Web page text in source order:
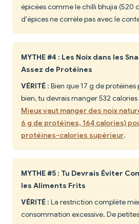
épicées comme le chilli bhujia (520
d'épices ne corrèle pas avec le
MYTHE #4 : Les Noix dans les
Assez de Protéines
VÉRITÉ : Bien que 17 g de
bien, tu devrais manger 532
Mieux vaut manger des noix
6 g de protéines, 164 calories)
protéines-calories supérieur.
MYTHE #5 : Tu Devrais Éviter
les Aliments Frits
VÉRITÉ : La restriction complète
consommation excessive. De